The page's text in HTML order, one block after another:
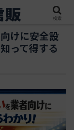
けに安全設
って得する
検索